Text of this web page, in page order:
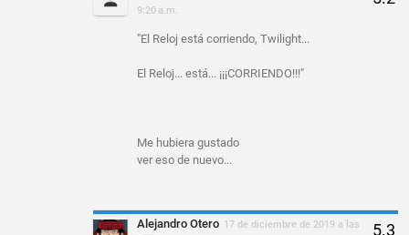
9:20 a.m.
"El Reloj está corriendo, Twilight...
El Reloj... está... ¡¡¡CORRIENDO!!!"
Me hubiera gustado
ver eso de nuevo...
Alejandro Otero 17 de diciembre de 2019 a las